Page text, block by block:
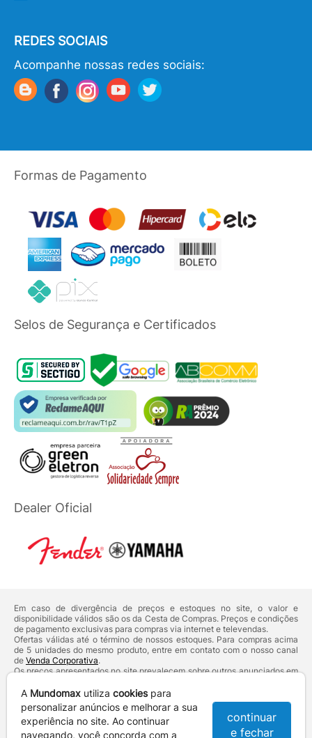
REDES SOCIAIS
Acompanhe nossas redes sociais:
Formas de Pagamento
Selos de Segurança e Certificados
Dealer Oficial
Em caso de divergência de preços e estoques no site, o valor e
disponibilidade válidos são os da Cesta de Compras. Preços e condições
de pagamento exclusivas para compras via internet e televendas.
Ofertas válidas até o término de nossos estoques. Para compras acima
de 5 unidades do mesmo produto, entre em contato com o nosso canal
de Venda Corporativa.
Os preços apresentados no site prevalecem sobre outros anunciados em
Defesa do Consumidor:Lei nº 8.078.
Vendas sujeitas à confirmação de dados e análises de crédito e risco.
Razão Social: Hayamax Distribuidora de Produtos Eletrônicos Ltda -
CNPJ: 01.725.627/0002-53 - Endereço: R. Senador Souza Naves, 9 -
A Mundomax utiliza cookiespara
personalizar anúncios e melhorar a sua
experiência no site. Ao continuar
navegando, você concorda com a
continuar
e fechar